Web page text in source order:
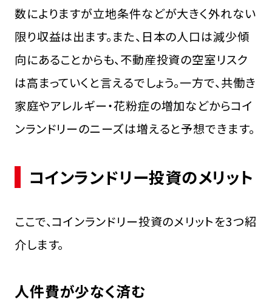
数によりますが立地条件などが大きく外れない
限り収益は出ます。また、日本の人口は減少傾
向にあることからも、不動産投資の空室リスク
は高まっていくと言えるでしょう。一方で、共働き
家庭やアレルギー・花粉症の増加などからコイ
ンランドリーのニーズは増えると予想できます。
コインランドリー投資のメリット
ここで、コインランドリー投資のメリットを3つ紹
介します。
人件費が少なく済む